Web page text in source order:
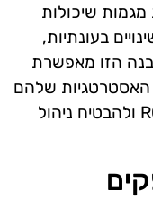
שיכולות
בעונתיות,
הזו מאפשרת
שלהם
בהתאם, דבר שיכול לשפר את ה-ROI ולהבטיח ניהול